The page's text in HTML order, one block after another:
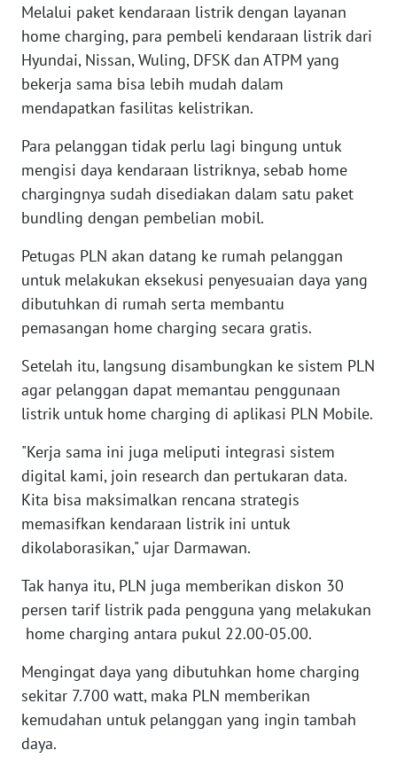
Melalui paket kendaraan listrik dengan layanan
home charging, para pembeli kendaraan listrik dari
Hyundai, Nissan, Wuling, DFSK dan ATPM yang
bekerja sama bisa lebih mudah dalam
mendapatkan fasilitas kelistrikan.
Para pelanggan tidak perlu lagi bingung untuk
mengisi daya kendaraan listriknya, sebab home
chargingnya sudah disediakan dalam satu paket
bundling dengan pembelian mobil.
Petugas PLN akan datang ke rumah pelanggan
untuk melakukan eksekusi penyesuaian daya yang
dibutuhkan di rumah serta membantu
pemasangan home charging secara gratis.
Setelah itu, langsung disambungkan ke sistem PLN
agar pelanggan dapat memantau penggunaan
listrik untuk home charging di aplikasi PLN Mobile.
"Kerja sama ini juga meliputi integrasi sistem
digital kami, join research dan pertukaran data.
Kita bisa maksimalkan rencana strategis
memasifkan kendaraan listrik ini untuk
dikolaborasikan," ujar Darmawan.
Tak hanya itu, PLN juga memberikan diskon 30
persen tarif listrik pada pengguna yang melakukan
home charging antara pukul 22.00-05.00.
Mengingat daya yang dibutuhkan home charging
sekitar 7.700 watt, maka PLN memberikan
kemudahan untuk pelanggan yang ingin tambah
daya.
WN
BABEL
WN
SUMBAR
WN
SUMSEL
WN
WN
LAMPUNG
JATENG
WN
WN
JOGJA
WN
WN
WN
KALBAR
WN
KALTENG